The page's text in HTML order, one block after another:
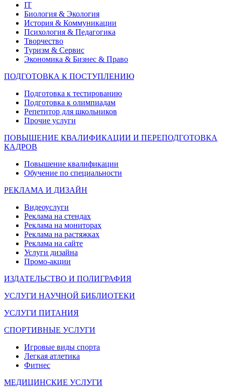
IT
Биология & Экология
История & Коммуникации
Психология & Педагогика
Творчество
Туризм & Сервис
Экономика & Бизнес & Право
ПОДГОТОВКА К ПОСТУПЛЕНИЮ
Подготовка к тестированию
Подготовка к олимпиадам
Репетитор для школьников
Прочие услуги
ПОВЫШЕНИЕ КВАЛИФИКАЦИИ И ПЕРЕПОДГОТОВКА
КАДРОВ
Повышение квалификации
Обучение по специальности
РЕКЛАМА И ДИЗАЙН
Видеоуслуги
Реклама на стендах
Реклама на мониторах
Реклама на растяжках
Реклама на сайте
Услуги дизайна
Промо-акции
ИЗДАТЕЛЬСТВО И ПОЛИГРАФИЯ
УСЛУГИ НАУЧНОЙ БИБЛИОТЕКИ
УСЛУГИ ПИТАНИЯ
СПОРТИВНЫЕ УСЛУГИ
Игровые виды спорта
Легкая атлетика
Фитнес
МЕДИЦИНСКИЕ УСЛУГИ